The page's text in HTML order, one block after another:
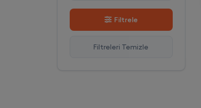
Stok Artan
En Çok Favorilenen
Filtrele
Filtreleri Temizle